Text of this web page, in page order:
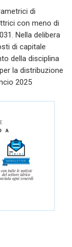
di
con meno di
Nella delibera
di capitale
della disciplina
la distribuzione
2025